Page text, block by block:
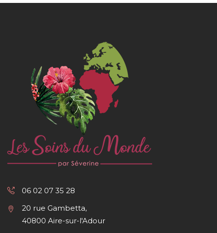
06 02 07 35 28
20 rue Gambetta,
40800 Aire-sur-l'Adour